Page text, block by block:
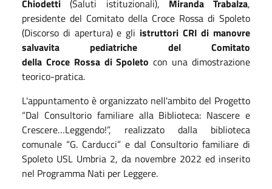
Chiodetti
(Saluti istituzionali), Miranda Trabalza,
presidente del Comitato della Croce Rossa di Spoleto
(Discorso di apertura) e gli istruttori CRI di manovre
salvavita pediatriche del Comitato
della Croce Rossa di Spoleto con una dimostrazione
teorico-pratica.
L'appuntamento è organizzato nell'ambito del Progetto
“Dal Consultorio familiare alla Biblioteca: Nascere e
Crescere…Leggendo!”, realizzato dalla biblioteca
comunale “G. Carducci” e dal Consultorio familiare di
Spoleto USL Umbria 2, da novembre 2022 ed inserito
nel Programma Nati per Leggere.